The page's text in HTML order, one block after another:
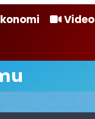
Video